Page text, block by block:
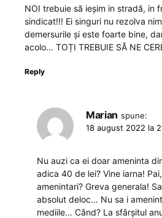
NOI trebuie să ieșim in stradă, in
sindicat!!! Ei singuri nu rezolva
demersurile și este foarte bine,
acolo… TOȚI TREBUIE SĂ NE
Reply
Marian spune:
18 august 2022 la
Nu auzi ca ei doar ameninta
adica 40 de lei? Vine iarna!
amenintari? Greva generala!
absolut deloc… Nu sa i
mediile… Când? La sfârșitul